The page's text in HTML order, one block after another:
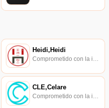
Heidi,Heidi
CLE,Celare
Comprometido con la investigación de políticas en los campos de las nuevas finanzas, las finanzas internacionales y los mercados financieros.